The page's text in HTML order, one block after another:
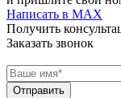
Написать в МАХ
Получить
Заказать звонок